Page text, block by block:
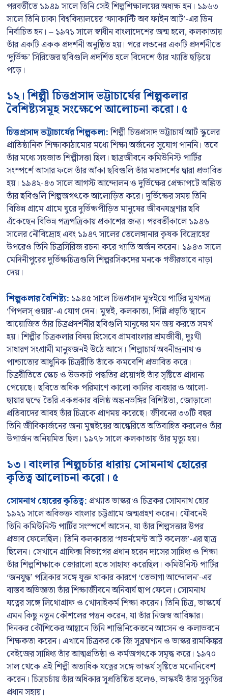
পরবর্তীতে ১৯৪৯ সালে তিনি সেই শিল্পশিক্ষালয়ের অধ্যক্ষ হন। ১৯৬৩
সালে তিনি ঢাকা বিশ্ববিদ্যালয়ের ‘ফ্যাকাল্টি অব ফাইন আর্ট’-এর ডিন
নির্বাচিত হন। – ১৯৭১ সালে স্বাধীন বাংলাদেশের জন্ম হলে, কলকাতায়
তাঁর একটি একক প্রদর্শনী অনুষ্ঠিত হয়। পরে লন্ডনের একটি প্রদর্শনীতে
‘দুর্ভিক্ষ’ সিরিজের ছবিগুলি প্রদর্শিত হলে বিদেশে তাঁর খ্যাতি ছড়িয়ে
পড়ে।
১২। শিল্পী চিত্তপ্রসাদ ভট্টাচার্যের শিল্পকলার
বৈশিষ্ট্যসমূহ সংক্ষেপে আলোচনা করো। ৫
চিত্তপ্রসাদ ভট্টাচার্যের শিল্পকলা:শিল্পী চিত্তপ্রসাদ ভট্টাচার্য আর্ট স্কুলের
প্রাতিষ্ঠানিক শিক্ষাকাঠামোর মধ্যে শিক্ষা অর্জনের সুযোগ পাননি। তবে
তাঁর মধ্যে সহজাত শিল্পীসত্তা ছিল। ছাত্রজীবনে কমিউনিস্ট পার্টির
সংস্পর্শে আসার ফলে তাঁর আঁকা ছবিগুলি তাঁর মতাদর্শের দ্বারা প্রভাবিত
হয়। ১৯৪২-৪৩ সালে আগস্ট আন্দোলন ও দুর্ভিক্ষের প্রেক্ষাপটে অঙ্কিত
তাঁর ছবিগুলি শিল্পজগৎকে আলোড়িত করে। দুর্ভিক্ষের সময় তিনি
বিভিন্ন গ্রামে গ্রামে ঘুরে দুর্ভিক্ষপীড়িত মানুষের জীবনযন্ত্রণার ছবি
এঁকেছেন বিভিন্ন পত্রপত্রিকায় প্রকাশের জন্য। পরবর্তীকালে ১৯৪৬
সালের নৌবিদ্রোহ এবং ১৯৪৭ সালের তেলেঙ্গানার কৃষক বিদ্রোহের
উপরেও তিনি চিত্রসিরিজ রচনা করে খ্যাতি অর্জন করেন। ১৯৪৩ সালে
মেদিনীপুরের দুর্ভিক্ষচিত্রগুলি শিল্পরসিকদের মনকে গভীরভাবে নাড়া
দেয়।
শিল্পকলার বৈশিষ্ট্য: ১৯৪৫ সালে চিত্তপ্রসাদ মুম্বইয়ে পার্টির মুখপত্র
‘পিপলস্ ওয়ার’-এ যোগ দেন। মুম্বই, কলকাতা, দিল্লি প্রভৃতি স্থানে
আয়োজিত তাঁর চিত্রপ্রদর্শনীর ছবিগুলি মানুষের মন জয় করতে সমর্থ
হয়। শিল্পীর চিত্রকলার বিষয় হিসেবে গ্রামবাংলার শ্রমজীবী, দুঃখী
সাধারণ সংগ্রামী মানুষজনই উঠে আসে। শিল্পাচার্য অবনীন্দ্রনাথ ও
পাশ্চাত্যের আধুনিক চিত্ররীতি তাঁকে কমবেশি প্রভাবিত করে।
চিত্ররীতিতে স্কেচ ও উডকাট পদ্ধতির প্রয়োগই তাঁর সৃষ্টিতে প্রাধান্য
পেয়েছে। ছবিতে অধিক পরিমাণে কালো কালির ব্যবহার ও আলো-
ছায়ার দ্বন্দ্বে তৈরি একপ্রকার বলিষ্ঠ অঙ্কনভঙ্গির বিশিষ্টতা, জোড়ালো
প্রতিবাদের আবহ তাঁর চিত্রকে প্রাণময় করেছে। জীবনের ৩৩টি বছর
তিনি জীবিকার্জনের জন্য মুম্বইয়ের আন্ধেরিতে অতিবাহিত করলেও তাঁর
উপার্জন অনিয়মিত ছিল। ১৯৭৮ সালে কলকাতায় তাঁর মৃত্যু হয়।
১৩। বাংলার শিল্পচর্চার ধারায় সোমনাথ হোরের
কৃতিত্ব আলোচনা করো। ৫
সোমনাথ হোরের কৃতিত্ব:প্রখ্যাত ভাস্কর ও চিত্রকর সোমনাথ হোর
১৯২১ সালে অবিভক্ত বাংলার চট্টগ্রামে জন্মগ্রহণ করেন। যৌবনেই
তিনি কমিউনিস্ট পার্টির সংস্পর্শে আসেন, যা তাঁর শিল্পসত্তার উপর
প্রভাব ফেলেছিল। তিনি কলকাতার ‘গভর্নমেন্ট আর্ট কলেজ’-এর ছাত্র
ছিলেন। সেখানে গ্রাফিক্স বিভাগের প্রধান হরেন দাসের সান্নিধ্য ও শিক্ষা
তাঁর শিল্পশিক্ষাকে জোরালো হতে সাহায্য করেছিল। কমিউনিস্ট পার্টির
‘জনযুদ্ধ’ পত্রিকার সঙ্গে যুক্ত থাকার কারণে ‘তেভাগা আন্দোলন’-এর
বাস্তব অভিজ্ঞতা তাঁর শিক্ষাজীবনে অনিবার্য ছাপ ফেলে। সোমনাথ
যত্নের সঙ্গে লিথোগ্রাফ ও খোদাইকর্ম শিক্ষা করেন। তিনি চিত্র, ভাস্কর্যে
এমন কিছু নতুন কৌশলের পত্তন করেন, যা তাঁর নিজস্ব আবিষ্কার।
দিনকর কৌশিকের আহ্বানে তিনি শান্তিনিকেতনে আসেন ও কলাভবনে
শিক্ষকতা করেন। এখানে চিত্রকর কে জি সুব্রহ্মণ্যন ও ভাস্কর রামকিঙ্কর
বেইজের সান্নিধ্য তাঁর আত্মপ্রতিষ্ঠা ও কর্মজগৎকে সমৃদ্ধ করে। ১৯৭০
সাল থেকে এই শিল্পী অত্যধিক যত্নের সঙ্গে ভাস্কর্য সৃষ্টিতে মনোনিবেশ
করেন। চিত্রচর্চায় তাঁর অধিকার সুপ্রতিষ্ঠিত হলেও, ভাস্কর্যই তাঁর সুকৃতির
প্রধান সহায়।